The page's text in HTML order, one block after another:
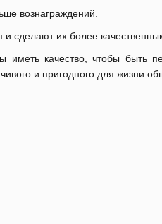
вознаграждений.
и сделают их более
иметь качество, чтобы быть
и пригодного для жизни